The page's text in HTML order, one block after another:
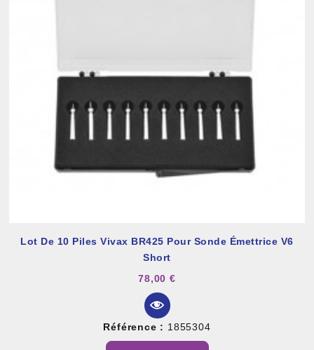
Lot De 10 Piles Vivax BR425 Pour Sonde Émettrice V6
Short
78,00 €
Référence : 1855304